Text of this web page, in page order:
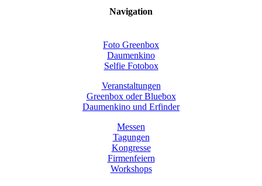
Navigation
Foto Greenbox
Daumenkino
Selfie Fotobox
Veranstaltungen
Greenbox oder Bluebox
Daumenkino und Erfinder
Messen
Tagungen
Kongresse
Firmenfeiern
Workshops